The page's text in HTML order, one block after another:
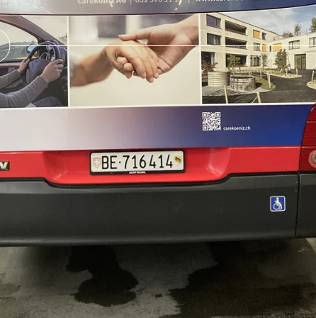
|Impressum|Datenschutz ©2026Lettra Design